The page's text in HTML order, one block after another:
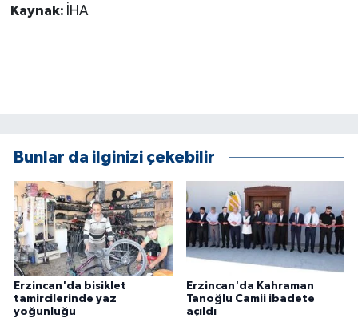
Kaynak: İHA
Bunlar da ilginizi çekebilir
Erzincan'da bisiklet
tamircilerinde yaz
yoğunluğu
Erzincan'da Kahraman
Tanoğlu Camii ibadete
açıldı
TEKNOLOJİ
YEREL
Yerel Haberler